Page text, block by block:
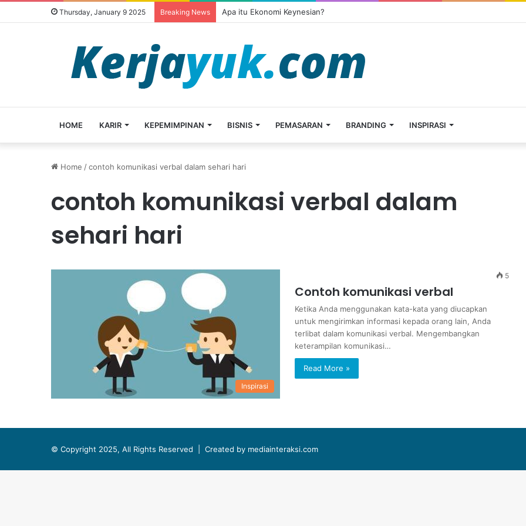
Thursday, January 9 2025 Breaking News Apa itu Ekonomi Keynesian?
HOME KARIR KEPEMIMPINAN BISNIS PEMASARAN BRANDING INSPIRASI
Home /contoh komunikasi verbal dalam sehari hari
contoh komunikasi verbal dalam
sehari hari
Inspirasi
5
Contoh komunikasi verbal
Ketika Anda menggunakan kata-kata yang diucapkan
untuk mengirimkan informasi kepada orang lain, Anda
terlibat dalam komunikasi verbal. Mengembangkan
keterampilan komunikasi…
Read More »
© Copyright 2025, All Rights Reserved | Created by mediainteraksi.com